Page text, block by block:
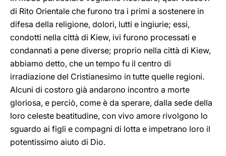
di Rito Orientale che furono tra i primi a sostenere in
difesa della religione, dolori, lutti e ingiurie; essi,
condotti nella città di Kiew, ivi furono processati e
condannati a pene diverse; proprio nella città di Kiew,
abbiamo detto, che un tempo fu il centro di
irradiazione del Cristianesimo in tutte quelle regioni.
Alcuni di costoro già andarono incontro a morte
gloriosa, e perciò, come è da sperare, dalla sede della
loro celeste beatitudine, con vivo amore rivolgono lo
sguardo ai figli e compagni di lotta e impetrano loro il
potentissimo aiuto di Dio.